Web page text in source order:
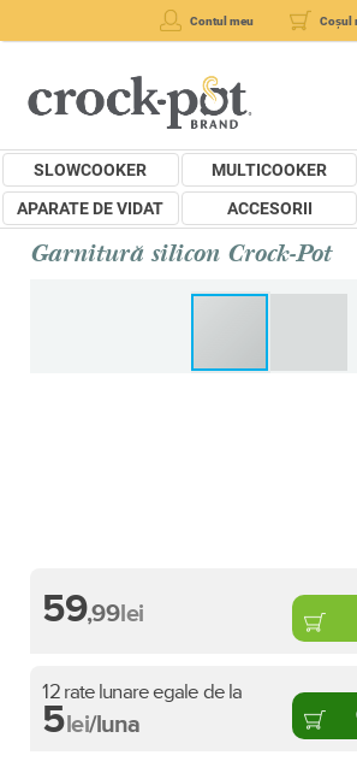
Contul meu Coșul
SLOWCOOKER MULTICOOKER
APARATE DE VIDAT
ACCESORII
Garnitură silicon Crock-Pot
59,99lei
12 rate lunare egale de la
5lei/luna